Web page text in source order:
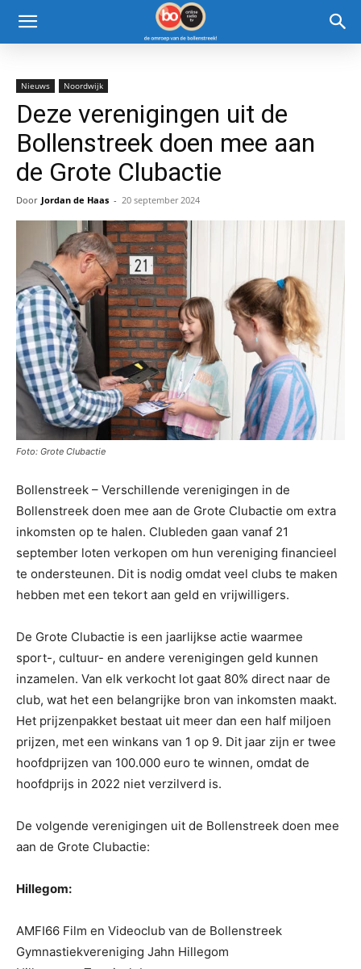
Nieuws Noordwijk
Deze verenigingen uit de
Bollenstreek doen mee aan
de Grote Clubactie
Door Jordan de Haas - 20 september 2024
Foto: Grote Clubactie
Bollenstreek – Verschillende verenigingen in de
Bollenstreek doen mee aan de Grote Clubactie om extra
inkomsten op te halen. Clubleden gaan vanaf 21
september loten verkopen om hun vereniging financieel
te ondersteunen. Dit is nodig omdat veel clubs te maken
hebben met een tekort aan geld en vrijwilligers.
De Grote Clubactie is een jaarlijkse actie waarmee
sport-, cultuur- en andere verenigingen geld kunnen
inzamelen. Van elk verkocht lot gaat 80% direct naar de
club, wat het een belangrijke bron van inkomsten maakt.
Het prijzenpakket bestaat uit meer dan een half miljoen
prijzen, met een winkans van 1 op 9. Dit jaar zijn er twee
hoofdprijzen van 100.000 euro te winnen, omdat de
hoofdprijs in 2022 niet verzilverd is.
De volgende verenigingen uit de Bollenstreek doen mee
aan de Grote Clubactie:
Hillegom:
AMFI66 Film en Videoclub van de Bollenstreek
Gymnastiekvereniging Jahn Hillegom